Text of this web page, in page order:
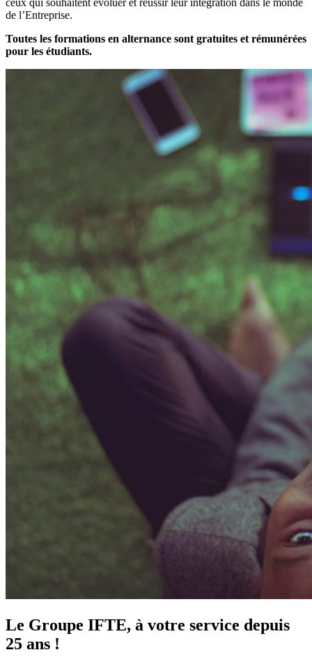
de l’Entreprise.
Toutes les formations en alternance sont gratuites et rémunérées
pour les étudiants.
Le Groupe IFTE, à votre service depuis
25 ans !